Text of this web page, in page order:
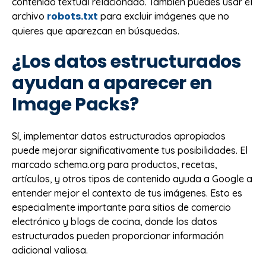
archivo robots.txt para excluir imágenes que no
quieres que aparezcan en búsquedas.
¿Los datos estructurados
ayudan a aparecer en
Image Packs?
Sí, implementar datos estructurados apropiados
puede mejorar significativamente tus posibilidades. El
marcado schema.org para productos, recetas,
artículos, y otros tipos de contenido ayuda a Google a
entender mejor el contexto de tus imágenes. Esto es
especialmente importante para sitios de comercio
electrónico y blogs de cocina, donde los datos
estructurados pueden proporcionar información
adicional valiosa.